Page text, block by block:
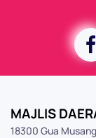
MAJLIS
18300 Gua Musang